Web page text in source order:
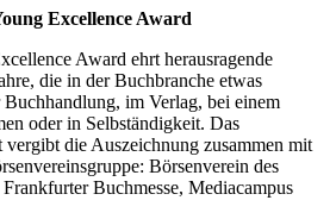
Excellence Award
Award ehrt herausragende
die in der Buchbranche etwas
Buchhandlung, im Verlag, bei einem
oder in Selbständigkeit. Das
vergibt die Auszeichnung zusammen mit
Börsenverein des
Buchmesse, Mediacampus